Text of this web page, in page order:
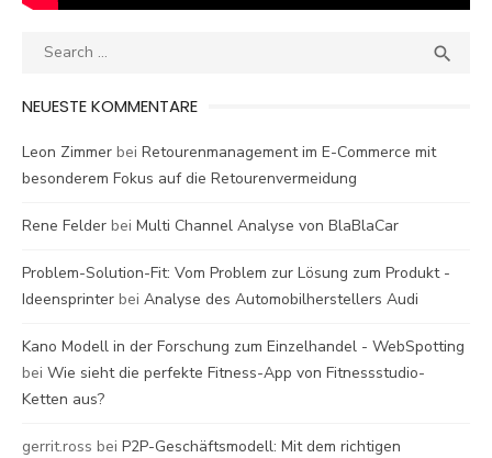
Search

NEUESTE KOMMENTARE
Leon Zimmer bei Retourenmanagement im E-Commerce mit
besonderem Fokus auf die Retourenvermeidung
Rene Felder bei Multi Channel Analyse von BlaBlaCar
Problem-Solution-Fit: Vom Problem zur Lösung zum Produkt -
Ideensprinter bei Analyse des Automobilherstellers Audi
Kano Modell in der Forschung zum Einzelhandel - WebSpotting
bei Wie sieht die perfekte Fitness-App von Fitnessstudio-
Ketten aus?
gerrit.ross bei P2P-Geschäftsmodell: Mit dem richtigen